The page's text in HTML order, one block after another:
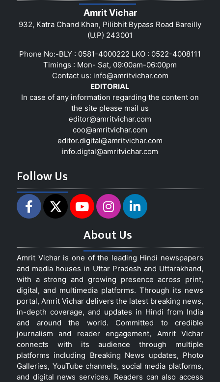
Amrit Vichar
932, Katra Chand Khan, Pilibhit Bypass Road Bareilly
(U.P) 243001
Phone No:-BLY : 0581-4000222 LKO : 0522-4008111
Timings : Mon- Sat, 09:00am-06:00pm
Contact us: info@amritvichar.com
EDITORIAL
In case of any information regarding the content on
the site please mail us
editor@amritvichar.com
coo@amritvichar.com
editor.digital@amritvichar.com
info.digtal@amritvichar.com
Follow Us
About Us
Amrit Vichar is one of the leading Hindi newspapers
and media houses in Uttar Pradesh and Uttarakhand,
with a strong and growing presence across print,
digital, and multimedia platforms. Through its news
portal, Amrit Vichar delivers the latest breaking news,
in-depth coverage, and updates in Hindi from India
and around the world. Committed to credible
journalism and reader engagement, Amrit Vichar
connects with its audience through multiple
platforms including Breaking News updates, Photo
Galleries, YouTube channels, social media platforms,
and digital news services. Readers can also access